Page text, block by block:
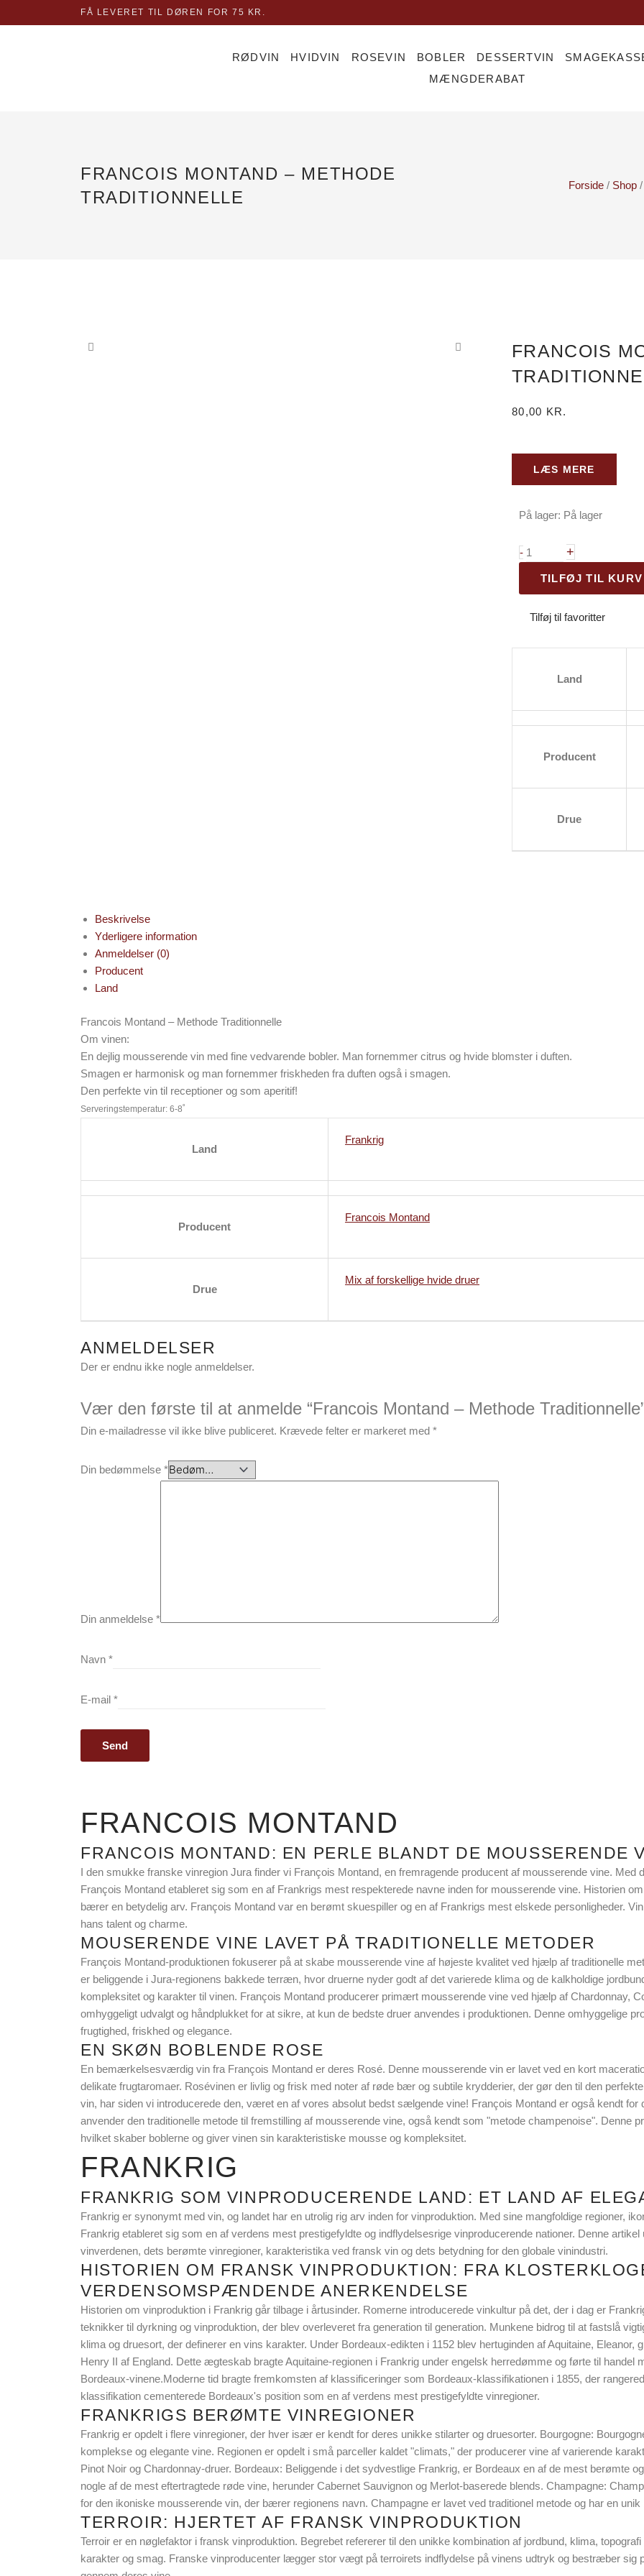
til
FÅ LEVERET TIL DØREN FOR 75 KR.
RØDVIN HVIDVIN ROSEVIN BOBLER DESSERTVIN
MÆNGDERABAT
FRANCOIS MONTAND – METHODE
TRADITIONNELLE
Forside / Shop
FRANCOIS
80,00 KR.
LÆS MERE
På lager: På lager
-
Francois
-
Methode
antal
+
TILFØJ TIL KURV
Tilføj til favoritter
Land
Producent
Drue
Beskrivelse
Yderligere information
Anmeldelser (0)
Producent
Land
Francois Montand – Methode Traditionnelle
Om vinen:
En dejlig mousserende vin med fine vedvarende bobler. Man fornemmer citrus og hvide blomster i duften.
Smagen er harmonisk og man fornemmer friskheden fra duften også i smagen.
Den perfekte vin til receptioner og som aperitif!
Serveringstemperatur: 6-8˚
Land
Frankrig
Producent
Francois Montand
Drue
Mix af forskellige hvide druer
ANMELDELSER
Der er endnu ikke nogle anmeldelser.
Vær den første til at anmelde “Francois Montand – Methode
Din e-mailadresse vil ikke blive publiceret. Krævede felter er markeret med *
Din bedømmelse *
Din anmeldelse *
Navn *
E-mail *
FRANCOIS MONTAND
FRANCOIS MONTAND: EN PERLE BLANDT DE MOUSSERENDE
I den smukke franske vinregion Jura finder vi François Montand, en fremragende producent af mousserende vine. Med
François Montand etableret sig som en af Frankrigs mest respekterede navne inden for mousserende vine. Historien
bærer en betydelig arv. François Montand var en berømt skuespiller og en af Frankrigs mest elskede personligheder.
hans talent og charme.
MOUSERENDE VINE LAVET PÅ TRADITIONELLE METODER
François Montand-produktionen fokuserer på at skabe mousserende vine af højeste kvalitet ved hjælp af traditionelle
er beliggende i Jura-regionens bakkede terræn, hvor druerne nyder godt af det varierede klima og de kalkholdige
kompleksitet og karakter til vinen. François Montand producerer primært mousserende vine ved hjælp af Chardonnay,
omhyggeligt udvalgt og håndplukket for at sikre, at kun de bedste druer anvendes i produktionen. Denne omhyggelige
frugtighed, friskhed og elegance.
EN SKØN BOBLENDE ROSE
En bemærkelsesværdig vin fra François Montand er deres Rosé. Denne mousserende vin er lavet ved en kort
delikate frugtaromaer. Rosévinen er livlig og frisk med noter af røde bær og subtile krydderier, der gør den til den
vin, har siden vi introducerede den, været en af vores absolut bedst sælgende vine! François Montand er også kendt
anvender den traditionelle metode til fremstilling af mousserende vine, også kendt som "metode champenoise".
hvilket skaber boblerne og giver vinen sin karakteristiske mousse og kompleksitet.
FRANKRIG
FRANKRIG SOM VINPRODUCERENDE LAND: ET LAND AF
Frankrig er synonymt med vin, og landet har en utrolig rig arv inden for vinproduktion. Med sine mangfoldige regioner,
Frankrig etableret sig som en af verdens mest prestigefyldte og indflydelsesrige vinproducerende nationer. Denne
vinverdenen, dets berømte vinregioner, karakteristika ved fransk vin og dets betydning for den globale vinindustri.
HISTORIEN OM FRANSK VINPRODUKTION: FRA
VERDENSOMSPÆNDENDE ANERKENDELSE
Historien om vinproduktion i Frankrig går tilbage i årtusinder. Romerne introducerede vinkultur på det, der i dag er
teknikker til dyrkning og vinproduktion, der blev overleveret fra generation til generation. Munkene bidrog til at fastslå
klima og druesort, der definerer en vins karakter. Under Bordeaux-edikten i 1152 blev hertuginden af Aquitaine,
Henry II af England. Dette ægteskab bragte Aquitaine-regionen i Frankrig under engelsk herredømme og førte til
Bordeaux-vinene.Moderne tid bragte fremkomsten af klassificeringer som Bordeaux-klassifikationen i 1855, der
klassifikation cementerede Bordeaux's position som en af verdens mest prestigefyldte vinregioner.
FRANKRIGS BERØMTE VINREGIONER
Frankrig er opdelt i flere vinregioner, der hver især er kendt for deres unikke stilarter og druesorter. Bourgogne:
komplekse og elegante vine. Regionen er opdelt i små parceller kaldet "climats," der producerer vine af varierende
Pinot Noir og Chardonnay-druer. Bordeaux: Beliggende i det sydvestlige Frankrig, er Bordeaux en af de mest berømte
nogle af de mest eftertragtede røde vine, herunder Cabernet Sauvignon og Merlot-baserede blends. Champagne:
for den ikoniske mousserende vin, der bærer regionens navn. Champagne er lavet ved traditionel metode og har en
TERROIR: HJERTET AF FRANSK VINPRODUKTION
Terroir er en nøglefaktor i fransk vinproduktion. Begrebet refererer til den unikke kombination af jordbund, klima,
karakter og smag. Franske vinproducenter lægger stor vægt på terroirets indflydelse på vinens udtryk og bestræber sig